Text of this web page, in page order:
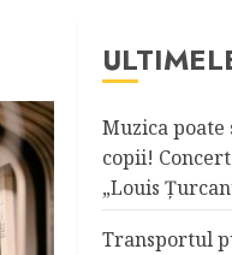
Muzica
copii!
„Louis
Transportul